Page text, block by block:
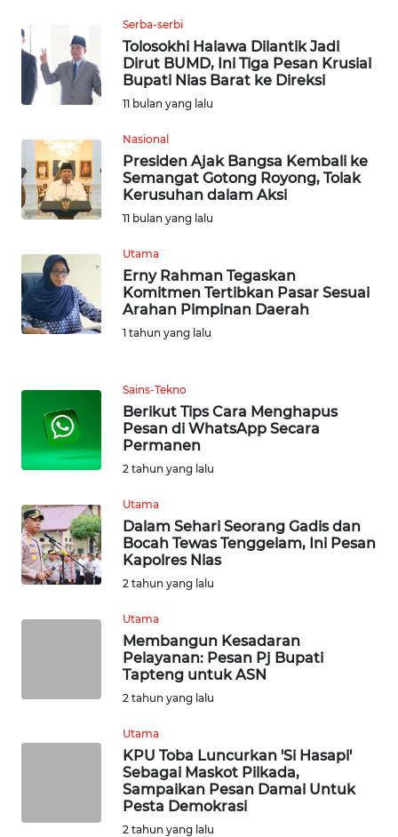
Serba-serbi
Tolosokhi Halawa Dilantik Jadi
Dirut BUMD, Ini Tiga Pesan Krusial
Bupati Nias Barat ke Direksi
11 bulan yang lalu
Nasional
Presiden Ajak Bangsa Kembali ke
Semangat Gotong Royong, Tolak
Kerusuhan dalam Aksi
11 bulan yang lalu
Utama
Erny Rahman Tegaskan
Komitmen Tertibkan Pasar Sesuai
Arahan Pimpinan Daerah
1 tahun yang lalu
Sains-Tekno
Berikut Tips Cara Menghapus
Pesan di WhatsApp Secara
Permanen
2 tahun yang lalu
Utama
Dalam Sehari Seorang Gadis dan
Bocah Tewas Tenggelam, Ini Pesan
Kapolres Nias
2 tahun yang lalu
Utama
Membangun Kesadaran
Pelayanan: Pesan Pj Bupati
Tapteng untuk ASN
2 tahun yang lalu
Utama
KPU Toba Luncurkan 'Si Hasapi'
Sebagai Maskot Pilkada,
Sampaikan Pesan Damai Untuk
Pesta Demokrasi
2 tahun yang lalu
KONTAK
KAMI
INFO
TENTANG
KAMI
MEDIA
SIBER
REDAKSI
DISCLAIMER
WN
SUMUT
JAKARTA
NTT